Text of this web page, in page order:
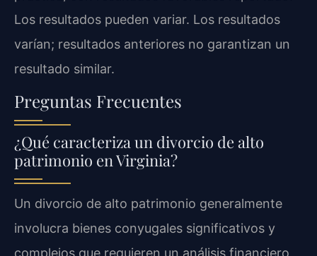
Los resultados pueden variar. Los resultados
varían; resultados anteriores no garantizan un
resultado similar.
Preguntas Frecuentes
¿Qué caracteriza un divorcio de alto
patrimonio en Virginia?
Un divorcio de alto patrimonio generalmente
involucra bienes conyugales significativos y
complejos que requieren un análisis financiero